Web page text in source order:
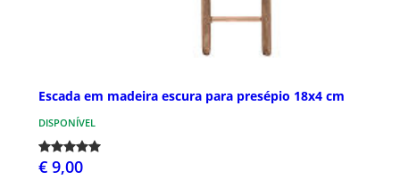
Escada em madeira escura para presépio 18x4 cm
DISPONÍVEL
€ 9,00